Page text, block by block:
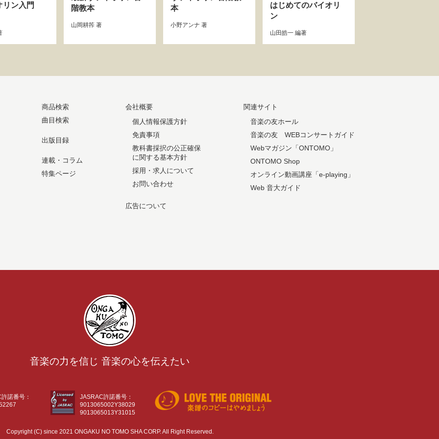
リン入門
階教本
山岡耕筰 著
本
小野アンナ 著
はじめてのバイオリ
ン
山田皓一 編著
商品検索
曲目検索
出版目録
連載・コラム
特集ページ
会社概要
個人情報保護方針
免責事項
教科書採択の公正確保
に関する基本方針
採用・求人について
お問い合わせ
広告について
関連サイト
音楽の友ホール
音楽の友 WEBコンサートガイド
Webマガジン「ONTOMO」
ONTOMO Shop
オンライン動画講座「e-playing」
Web 音大ガイド
音楽の力を信じ 音楽の心を伝えたい
諾番号：
JASRAC許諾番号：
9013065002Y38029
9013065013Y31015
Copyright (C) since 2021 ONGAKU NO TOMO SHA CORP. All Right Reserved.